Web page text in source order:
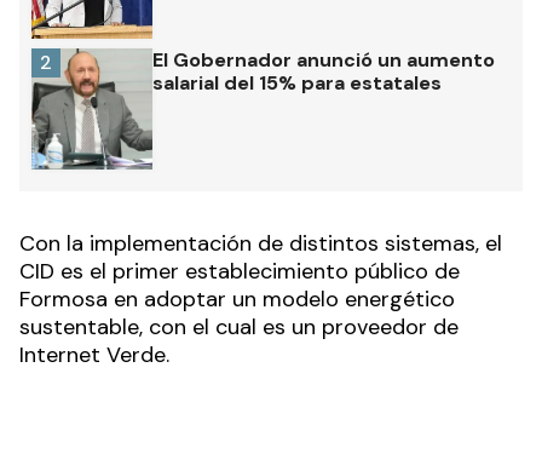
El Gobernador anunció un aumento
salarial del 15% para estatales
2
Con la implementación de distintos sistemas, el
CID es el primer establecimiento público de
Formosa en adoptar un modelo energético
sustentable, con el cual es un proveedor de
Internet Verde.